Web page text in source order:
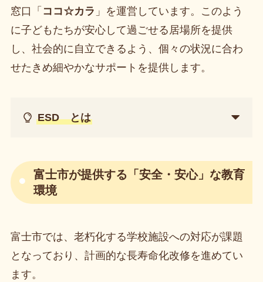
窓口「 ココ☆カラ 」を運営しています。このよう
に子どもたちが安心して過ごせる居場所を提供
し、社会的に自立できるよう、個々の状況に合わ
せたきめ細やかなサポートを提供します。
ESD とは
富士市が提供する「安全・安心」な教育
環境
富士市では、老朽化する学校施設への対応が課題
となっており、計画的な長寿命化改修を進めてい
ます。